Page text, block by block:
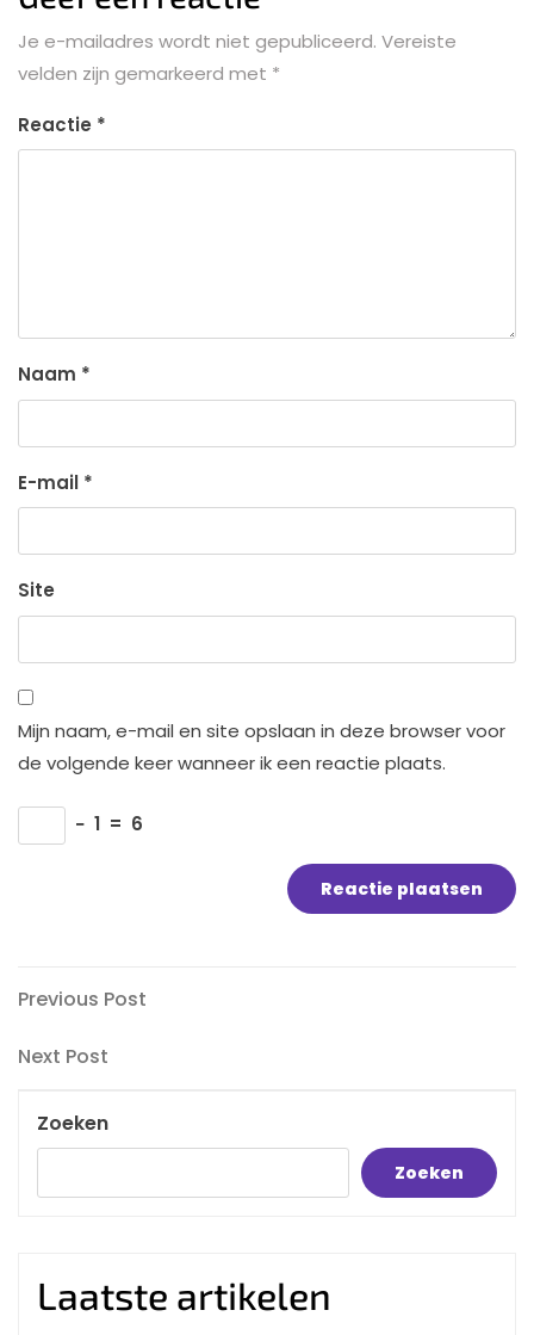
Je e-mailadres wordt niet gepubliceerd. Vereiste
velden zijn gemarkeerd met *
Reactie *
Naam *
E-mail *
Site
Mijn naam, e-mail en site opslaan in deze browser voor
de volgende keer wanneer ik een reactie plaats.
− 1 = 6
Bericht
navigatie
Previous
Previous Post
Next
Next Post
Zoeken
Zoeken
Laatste artikelen